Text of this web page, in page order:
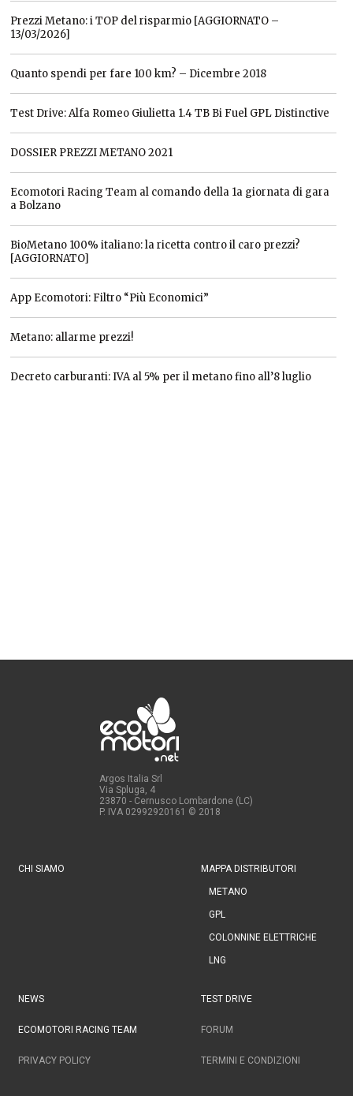
Prezzi Metano: i TOP del risparmio [AGGIORNATO –
13/03/2026]
Quanto spendi per fare 100 km? – Dicembre 2018
Test Drive: Alfa Romeo Giulietta 1.4 TB Bi Fuel GPL Distinctive
DOSSIER PREZZI METANO 2021
Ecomotori Racing Team al comando della 1a giornata di gara
a Bolzano
BioMetano 100% italiano: la ricetta contro il caro prezzi?
[AGGIORNATO]
App Ecomotori: Filtro “Più Economici”
Metano: allarme prezzi!
Decreto carburanti: IVA al 5% per il metano fino all’8 luglio
Argos Italia Srl
Via Spluga, 4
23870 - Cernusco Lombardone (LC)
P. IVA 02992920161 © 2018
CHI SIAMO MAPPA DISTRIBUTORI
METANO
GPL
COLONNINE ELETTRICHE
LNG
NEWS TEST DRIVE
ECOMOTORI RACING TEAM FORUM
PRIVACY POLICY TERMINI E CONDIZIONI